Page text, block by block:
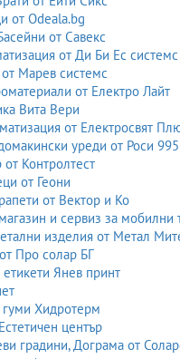
от Odeala.bg
от Савекс
от Ди Би Ес системс
Марев системс
от Електро Лайт
Вита Вери
от Електросвят
уреди от Роси 995
Контролтест
от Геони
от Вектор и Ко
и сервиз за мобилни
изделия от Метал
Про солар БГ
Янев принт
Хидротерм
център
градини, Дограма от